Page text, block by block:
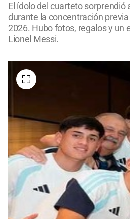
El ídolo del cuarteto sorprendió
durante la concentración
2026. Hubo fotos, regalos y un
Lionel Messi.